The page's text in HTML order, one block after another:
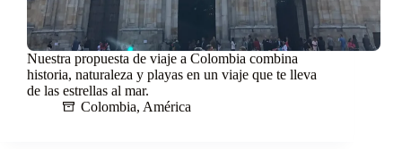
Nuestra propuesta de viaje a Colombia combina
historia, naturaleza y playas en un viaje que te lleva
de las estrellas al mar.
Colombia, América